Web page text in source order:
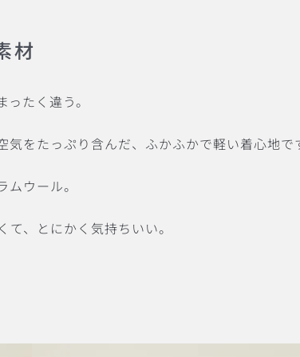
材
たく違う。
をたっぷり含んだ、ふかふかで軽い着心地で
ウール。
、とにかく気持ちいい。